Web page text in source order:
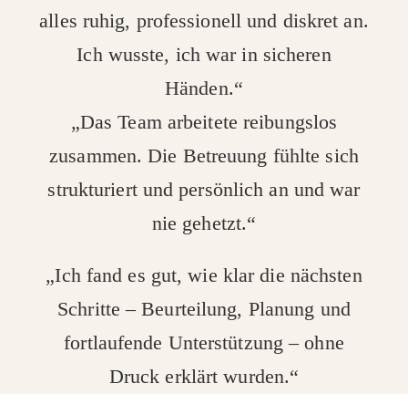
alles ruhig, professionell und diskret an.
Ich wusste, ich war in sicheren
Händen.“
„Das Team arbeitete reibungslos
zusammen. Die Betreuung fühlte sich
strukturiert und persönlich an und war
nie gehetzt.“
„Ich fand es gut, wie klar die nächsten
Schritte – Beurteilung, Planung und
fortlaufende Unterstützung – ohne
Druck erklärt wurden.“